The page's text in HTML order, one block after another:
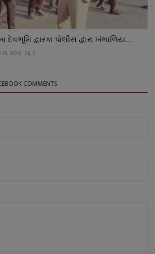
દેવભૂમિ દ્વારકા પોલીસ દ્વારા ખંભાળિયા...
19, 2026 0
COMMENTS